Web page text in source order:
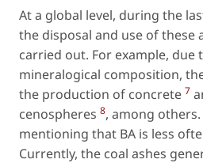
At a global level, during the
the disposal and use of these
carried out. For example, due
mineralogical composition,
the production of concrete 7
cenospheres 8, among
mentioning that BA is less
Currently, the coal ashes